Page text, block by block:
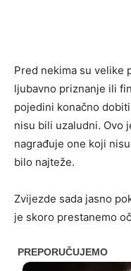
Pred nekima su velike
ljubavno priznanje ili
pojedini konačno
nisu bili uzaludni. Ovo
nagrađuje one koji
bilo najteže.
Zvijezde sada jasno
je skoro prestanemo